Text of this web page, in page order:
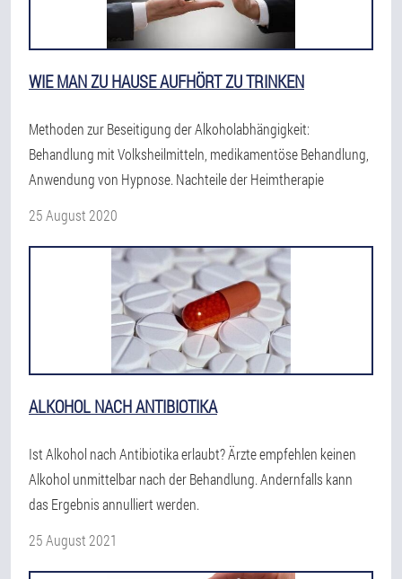
WIE MAN ZU HAUSE AUFHÖRT ZU TRINKEN
Methoden zur Beseitigung der Alkoholabhängigkeit:
Behandlung mit Volksheilmitteln, medikamentöse Behandlung,
Anwendung von Hypnose. Nachteile der Heimtherapie
25 August 2020
ALKOHOL NACH ANTIBIOTIKA
Ist Alkohol nach Antibiotika erlaubt? Ärzte empfehlen keinen
Alkohol unmittelbar nach der Behandlung. Andernfalls kann
das Ergebnis annulliert werden.
25 August 2021